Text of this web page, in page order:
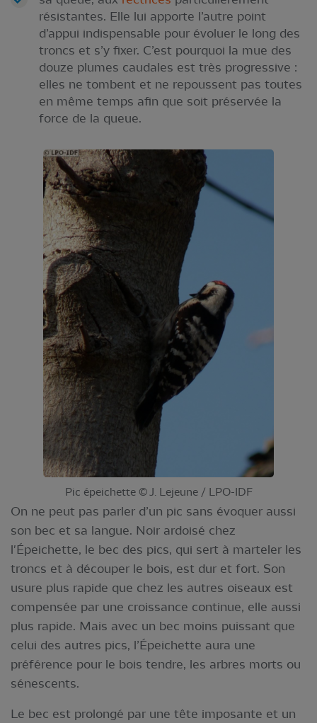
résistantes. Elle lui apporte l’autre point
d’appui indispensable pour évoluer le long des
troncs et s’y fixer. C’est pourquoi la mue des
douze plumes caudales est très progressive :
elles ne tombent et ne repoussent pas toutes
en même temps afin que soit préservée la
force de la queue.
Pic épeichette © J. Lejeune / LPO-IDF
On ne peut pas parler d’un pic sans évoquer aussi
son bec et sa langue. Noir ardoisé chez
l'Épeichette, le bec des pics, qui sert à marteler les
troncs et à découper le bois, est dur et fort. Son
usure plus rapide que chez les autres oiseaux est
compensée par une croissance continue, elle aussi
plus rapide. Mais avec un bec moins puissant que
celui des autres pics, l’Épeichette aura une
préférence pour le bois tendre, les arbres morts ou
sénescents.
Le bec est prolongé par une tête imposante et un